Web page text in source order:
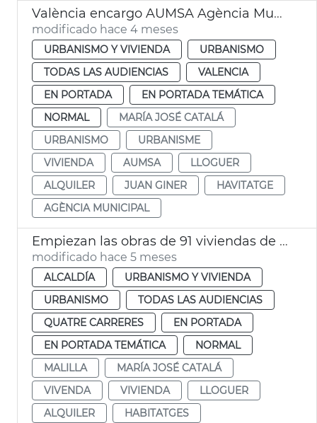
València encargo AUMSA Agència Municipal Lloguer
modificado hace 4 meses
URBANISMO Y VIVIENDA
URBANISMO
TODAS LAS AUDIENCIAS
VALENCIA
EN PORTADA
EN PORTADA TEMÁTICA
NORMAL
MARÍA JOSÉ CATALÁ
URBANISMO
URBANISME
VIVIENDA
AUMSA
LLOGUER
ALQUILER
JUAN GINER
HAVITATGE
AGÈNCIA MUNICIPAL
Empiezan las obras de 91 viviendas de alquiler social a Malilla València
modificado hace 5 meses
ALCALDÍA
URBANISMO Y VIVIENDA
URBANISMO
TODAS LAS AUDIENCIAS
QUATRE CARRERES
EN PORTADA
EN PORTADA TEMÁTICA
NORMAL
MALILLA
MARÍA JOSÉ CATALÁ
VIVENDA
VIVIENDA
LLOGUER
ALQUILER
HABITATGES